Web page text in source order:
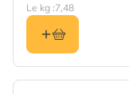
Le kg :7,48